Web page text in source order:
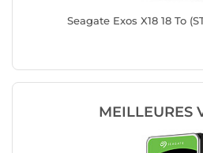
Seagate Exos X18 18 To
MEILLEURES